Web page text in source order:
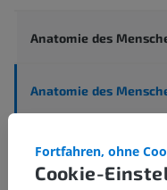
Anatomie des
Anatomie des
Zentrales
Cookie-
Fortfahren, ohne